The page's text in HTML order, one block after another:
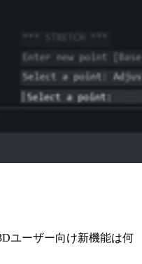
ユーザー向け新機能は何